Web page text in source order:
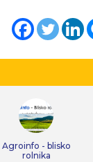
Agroinfo - blisko
rolnika